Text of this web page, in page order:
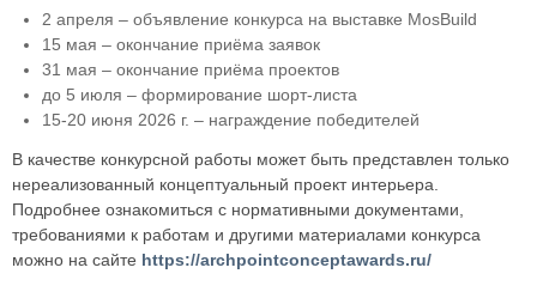
2 апреля – объявление конкурса на выставке MosBuild
15 мая – окончание приёма заявок
31 мая – окончание приёма проектов
до 5 июля – формирование шорт-листа
15-20 июня 2026 г. – награждение победителей
В качестве конкурсной работы может быть представлен только
нереализованный концептуальный проект интерьера.
Подробнее ознакомиться с нормативными документами,
требованиями к работам и другими материалами конкурса
можно на сайте https://archpointconceptawards.ru/